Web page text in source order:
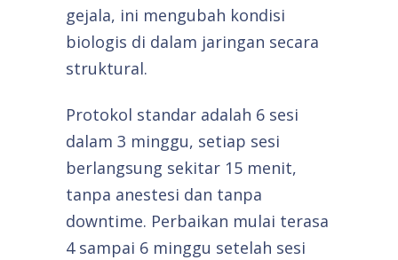
gejala, ini mengubah kondisi
biologis di dalam jaringan secara
struktural.
Protokol standar adalah 6 sesi
dalam 3 minggu, setiap sesi
berlangsung sekitar 15 menit,
tanpa anestesi dan tanpa
downtime. Perbaikan mulai terasa
4 sampai 6 minggu setelah sesi